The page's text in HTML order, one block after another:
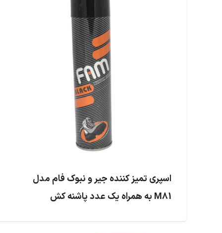
اسپری تمیز کننده جیر و نبوک فام مدل
M81 به همراه یک عدد پاشنه کش